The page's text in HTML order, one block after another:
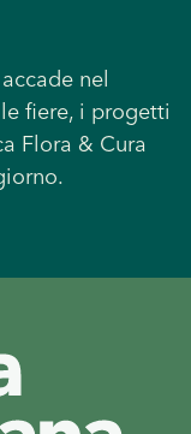
nel
fiere, i progetti
Flora & Cura